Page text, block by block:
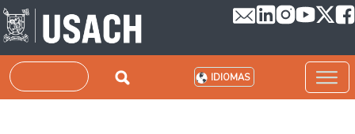
Pasar al contenido principal
Buscar IDIOMAS